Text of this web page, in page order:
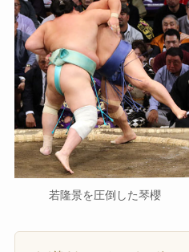
若隆景を圧倒した琴櫻